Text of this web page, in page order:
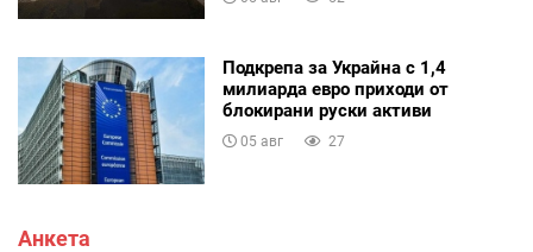
Подкрепа за Украйна с 1,4
милиарда евро приходи от
блокирани руски активи
05 авг 27
Анкета